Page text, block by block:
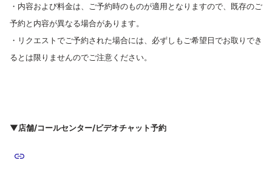
・内容および料金は、ご予約時のものが適用となりますので、既存のご
予約と内容が異なる場合があります。
・リクエストでご予約された場合には、必ずしもご希望日でお取りでき
るとは限りませんのでご注意ください。
▼店舗/コールセンター/ビデオチャット予約